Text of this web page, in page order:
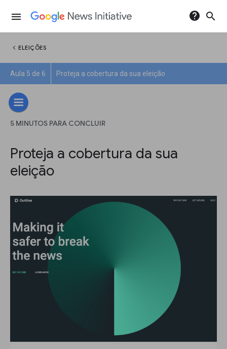
menu help search
chevron_left ELEIÇÕES
Aula 5 de 6 Proteja a cobertura da sua eleição
5 MINUTOS PARA CONCLUIR
Proteja a cobertura da sua
eleição